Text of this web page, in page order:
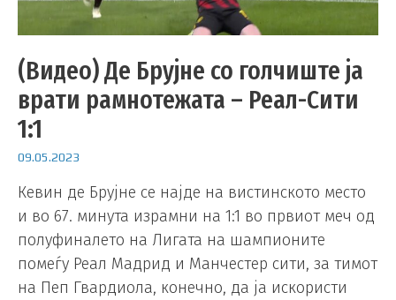
(Видео) Де Брујне со голчиште ја
врати рамнотежата – Реал-Сити
1:1
09.05.2023
Кевин де Брујне се најде на вистинското место
и во 67. минута израмни на 1:1 во првиот меч од
полуфиналето на Лигата на шампионите
помеѓу Реал Мадрид и Манчестер сити, за тимот
на Пеп Гвардиола, конечно, да ја искористи